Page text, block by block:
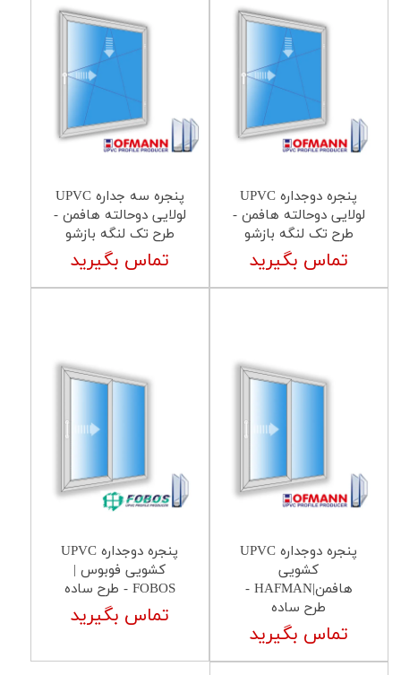
پنجره دوجداره UPVC
لولایی دوحالته هافمن -
طرح تک لنگه بازشو
تماس بگیرید
پنجره سه جداره UPVC
لولایی دوحالته هافمن -
طرح تک لنگه بازشو
تماس بگیرید
پنجره دوجداره UPVC
کشویی
هافمن|HAFMAN -
طرح ساده
تماس بگیرید
پنجره دوجداره UPVC
کشویی فوبوس |
FOBOS - طرح ساده
تماس بگیرید